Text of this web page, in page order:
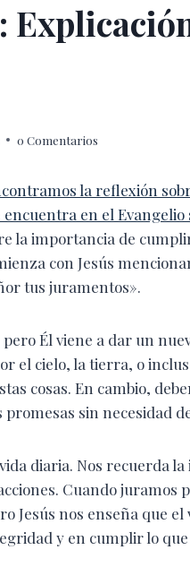
0 Comentarios
la reflexión
en el Evangelio
la importancia de
con Jesús
tus juramentos».
Él viene a dar un
el cielo, la tierra, o
cosas. En cambio,
sin necesidad
diaria. Nos recuerda
Cuando juramos
Jesús nos enseña que el
y en cumplir lo que